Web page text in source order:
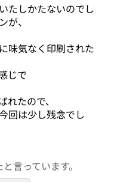
たしかたないのでし
が、
味気なく印刷された
じで
たので、
回は少し残念でし
言っています。